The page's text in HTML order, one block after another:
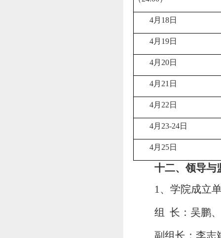
4月18日
4月19日
4月20日
4月21日
4月22日
4月23-24日
4月25日
十二、领导与
1、学院成立
组 长： 吴鹏、
副组长： 李志